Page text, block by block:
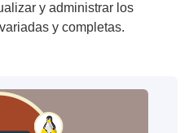
y administrar los
y completas.